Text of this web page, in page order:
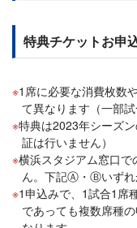
特典チケットお申
1席に必要な消費枚数
て異なります（一部
特典は2023年シーズ
証は行いません）
横浜スタジアム窓口
ん。下記Ⓐ・Ⓑいずれ
1申込みで、1試合1席
であっても複数席種